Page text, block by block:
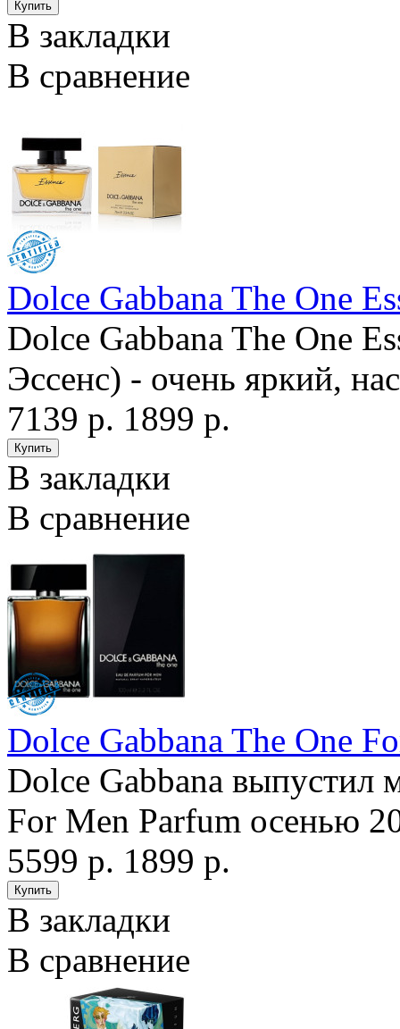
В закладки
В сравнение
Dolce Gabbana The One
Dolce Gabbana The One
Эссенс) - очень яркий,
7139 р. 1899 р.
В закладки
В сравнение
Dolce Gabbana The One
Dolce Gabbana
For Men Parfum осенью
5599 р. 1899 р.
В закладки
В сравнение